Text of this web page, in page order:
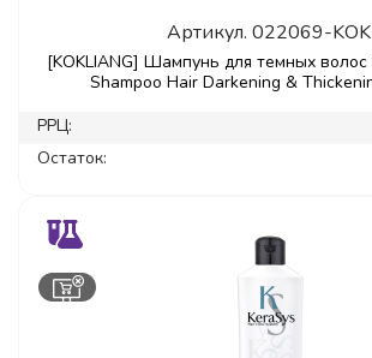
Артикул. 022069-KOK
[KOKLIANG] Шампунь для темных
Shampoo Hair Darkening &
РРЦ:
Остаток: